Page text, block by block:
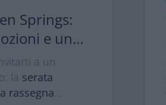
Springs:
e una
insieme
a un
la serata
rassegna